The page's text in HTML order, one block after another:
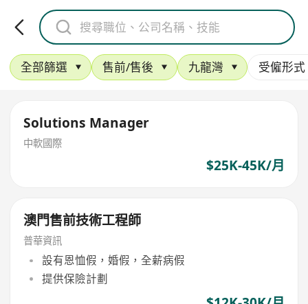
全部篩選 售前/售後 九龍灣 受僱形式
Solutions Manager
中軟國際
$25K-45K/月
澳門售前技術工程師
普華資訊
設有恩恤假，婚假，全薪病假
提供保險計劃